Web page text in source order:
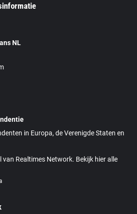
NL
in Europa, de Verenigde Staten en
van Realtimes Network. Bekijk hier alle